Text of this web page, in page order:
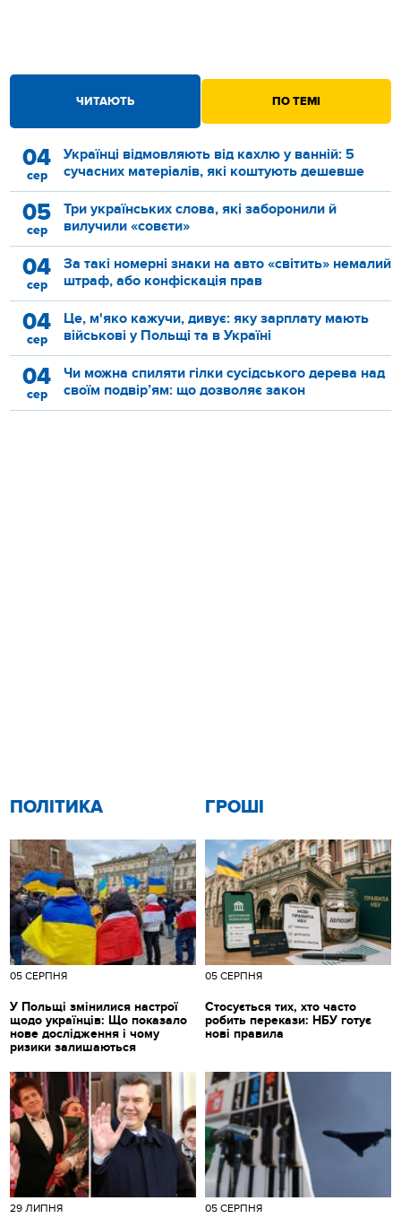
ЧИТАЮТЬ ПО ТЕМІ
04
сер
Українці відмовляють від кахлю у ванній: 5
сучасних матеріалів, які коштують дешевше
05
сер
Три українських слова, які заборонили й
вилучили «совєти»
04
сер
За такі номерні знаки на авто «світить» немалий
штраф, або конфіскація прав
04
сер
Це, м'яко кажучи, дивує: яку зарплату мають
військові у Польщі та в Україні
04
сер
Чи можна спиляти гілки сусідського дерева над
своїм подвір’ям: що дозволяє закон
ПОЛІТИКА
05 СЕРПНЯ
У Польщі змінилися настрої
щодо українців: Що показало
нове дослідження і чому
ризики залишаються
ГРОШІ
05 СЕРПНЯ
Стосується тих, хто часто
робить перекази: НБУ готує
нові правила
29 ЛИПНЯ 05 СЕРПНЯ